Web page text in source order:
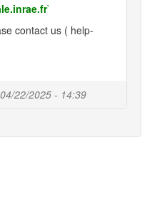
22/2025 - 14:39
`
contact us ( help-